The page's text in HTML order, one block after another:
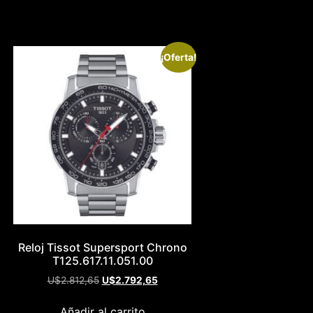
¡Oferta!
Reloj Tissot Supersport Chrono
T125.617.11.051.00
U$2.812,65 U$2.792,65